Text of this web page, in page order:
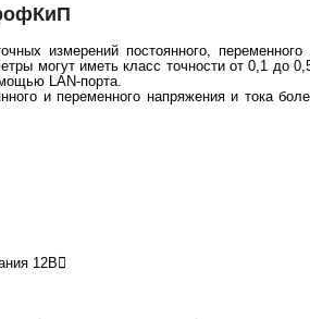
измерений постоянного, переменного
могут иметь класс точности от 0,1 до
LAN-порта.
и переменного напряжения и тока
12В